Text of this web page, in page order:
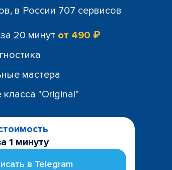
в России 707 сервисов
20 минут от 490 ₽
мастера
"Original"
1 минуту
в Telegram